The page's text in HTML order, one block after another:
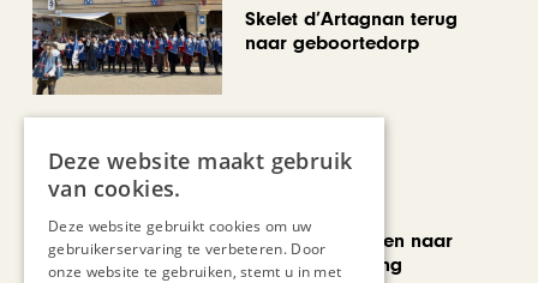
Skelet d’Artagnan terug
naar geboortedorp
Van koopjesjagen naar
curated shopping
Deze website maakt gebruik
van cookies.
Deze website gebruikt cookies om uw
gebruikerservaring te verbeteren. Door
onze website te gebruiken, stemt u in met